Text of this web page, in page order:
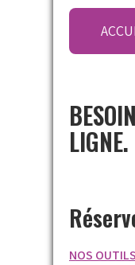
LIGNE.
NOS